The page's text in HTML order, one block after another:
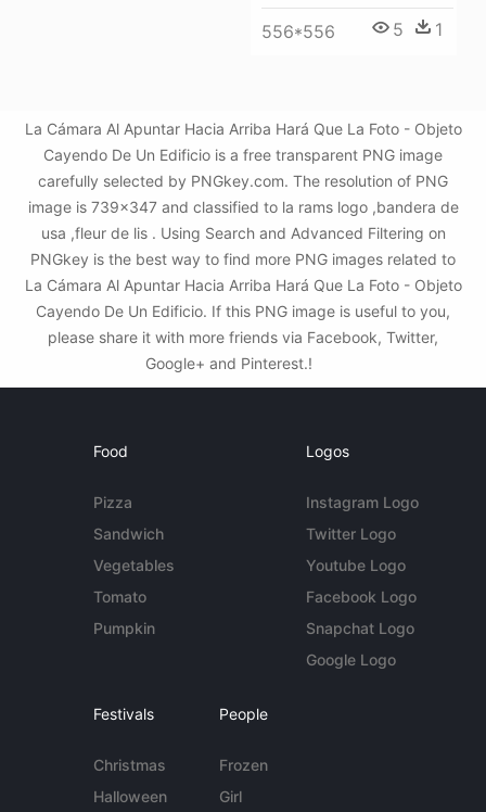
556*556 5 1
La Cámara Al Apuntar Hacia Arriba Hará Que La Foto - Objeto
Cayendo De Un Edificio is a free transparent PNG image
carefully selected by PNGkey.com. The resolution of PNG
image is 739x347 and classified to la rams logo ,bandera de
usa ,fleur de lis . Using Search and Advanced Filtering on
PNGkey is the best way to find more PNG images related to
La Cámara Al Apuntar Hacia Arriba Hará Que La Foto - Objeto
Cayendo De Un Edificio. If this PNG image is useful to you,
please share it with more friends via Facebook, Twitter,
Google+ and Pinterest.!
Food
Pizza
Sandwich
Vegetables
Tomato
Pumpkin
Logos
Instagram Logo
Twitter Logo
Youtube Logo
Facebook Logo
Snapchat Logo
Google Logo
Festivals
Christmas
Halloween
People
Frozen
Girl